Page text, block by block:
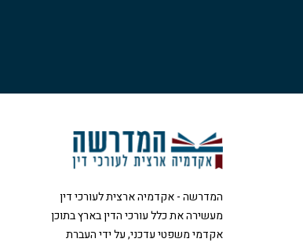
המדרשה - אקדמיה ארצית לעורכי דין
מעשירה את כלל עורכי הדין בארץ בתוכן
אקדמי משפטי עדכני, על ידי העברת